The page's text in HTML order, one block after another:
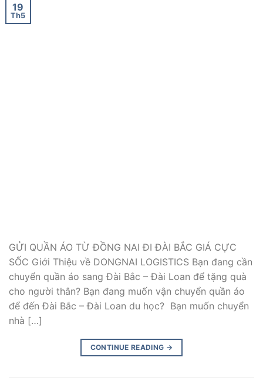
19
Th5
GỬI QUẦN ÁO TỪ ĐỒNG NAI ĐI ĐÀI BẮC GIÁ CỰC
SỐC Giới Thiệu về DONGNAI LOGISTICS Bạn đang cần
chuyển quần áo sang Đài Bắc – Đài Loan để tặng quà
cho người thân? Bạn đang muốn vận chuyển quần áo
để đến Đài Bắc – Đài Loan du học? Bạn muốn chuyển
nhà […]
CONTINUE READING →